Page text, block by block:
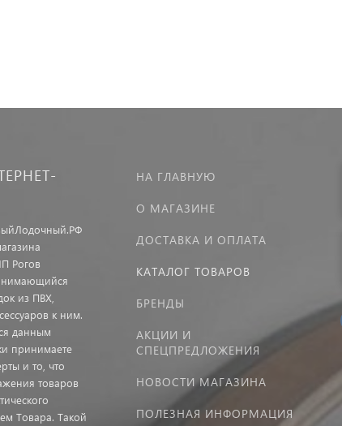
Рогов
из ПВХ,
к ним.
данным
принимаете
и то, что
товаров
Товара. Такой
НА ГЛАВНУЮ
О МАГАЗИНЕ
ДОСТАВКА И ОПЛАТА
КАТАЛОГ ТОВАРОВ
БРЕНДЫ
АКЦИИ И
СПЕЦПРЕДЛОЖЕНИЯ
НОВОСТИ МАГАЗИНА
ПОЛЕЗНАЯ ИНФОРМАЦИЯ